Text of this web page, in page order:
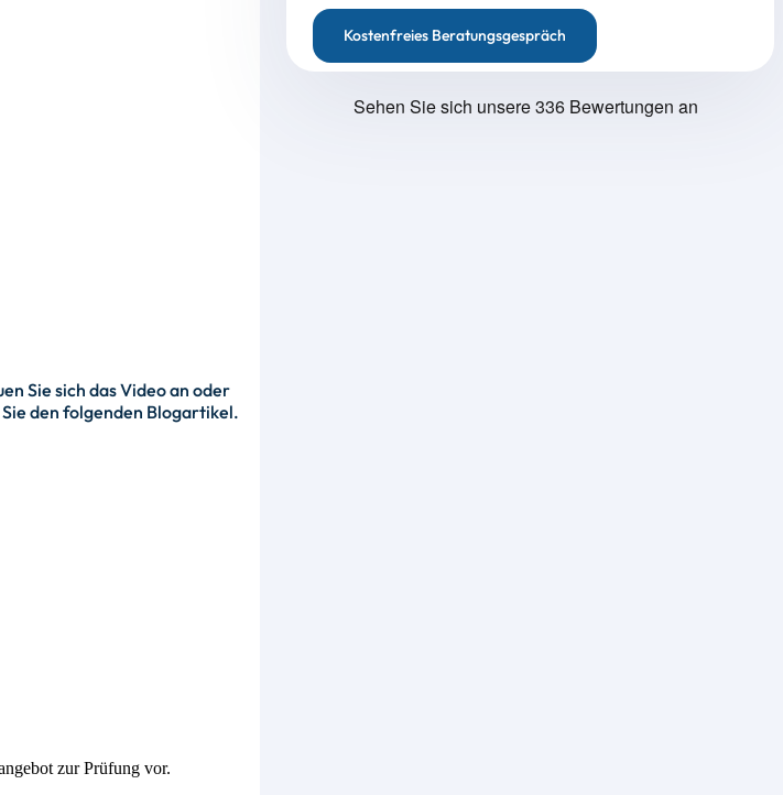
Sie sich das Video an oder
Sie den folgenden Blogartikel.
zur Prüfung vor.
Kostenfreies Beratungsgespräch